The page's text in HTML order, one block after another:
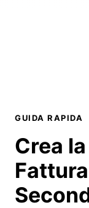
GUIDA RAPIDA
Crea